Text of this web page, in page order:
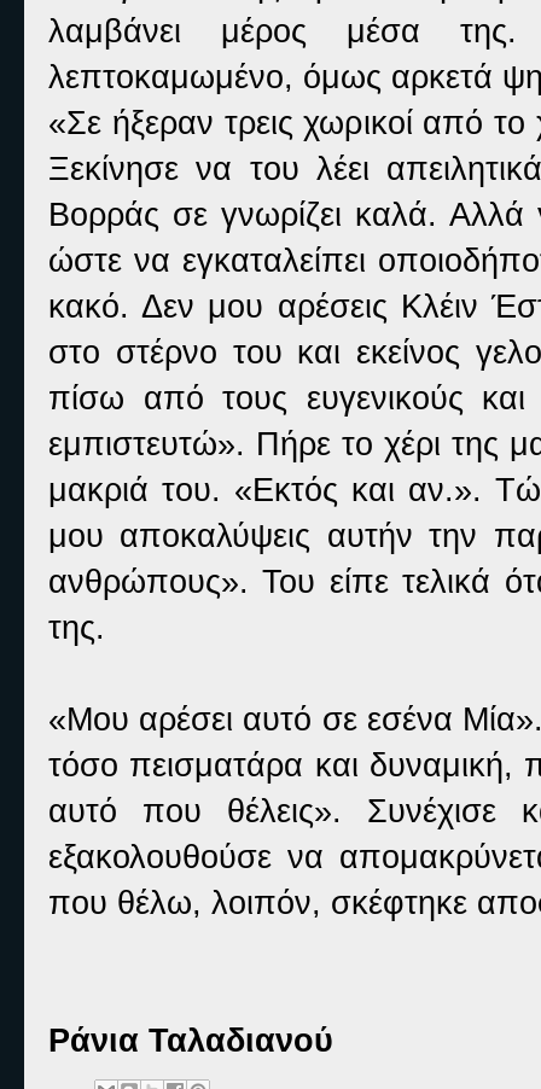
λαμβάνει μέρος μέσα της.
λεπτοκαμωμένο, όμως αρκετά
«Σε ήξεραν τρεις χωρικοί από
Ξεκίνησε να του λέει
Βορράς σε γνωρίζει καλά.
ώστε να εγκαταλείπει
κακό. Δεν μου αρέσεις Κλέιν
στο στέρνο του και εκείνος
πίσω από τους ευγενικούς
εμπιστευτώ». Πήρε το χέρι της
μακριά του. «Εκτός και αν.».
μου αποκαλύψεις αυτήν την
ανθρώπους». Του είπε τελικά
της.
«Μου αρέσει αυτό σε εσένα
τόσο πεισματάρα και δυναμική,
αυτό που θέλεις».
εξακολουθούσε να
που θέλω, λοιπόν, σκέφτηκε
Ράνια Ταλαδιανού